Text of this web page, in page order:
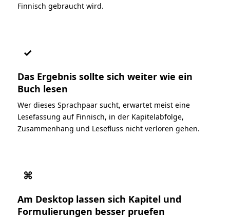
Finnisch gebraucht wird.
✓
Das Ergebnis sollte sich weiter wie ein
Buch lesen
Wer dieses Sprachpaar sucht, erwartet meist eine
Lesefassung auf Finnisch, in der Kapitelabfolge,
Zusammenhang und Lesefluss nicht verloren gehen.
⌘
Am Desktop lassen sich Kapitel und
Formulierungen besser pruefen